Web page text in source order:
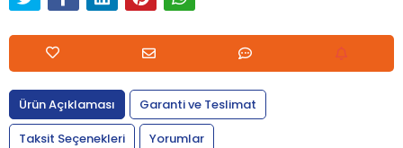
Ürün Açıklaması
Garanti ve Teslimat
Taksit Seçenekleri
Yorumlar